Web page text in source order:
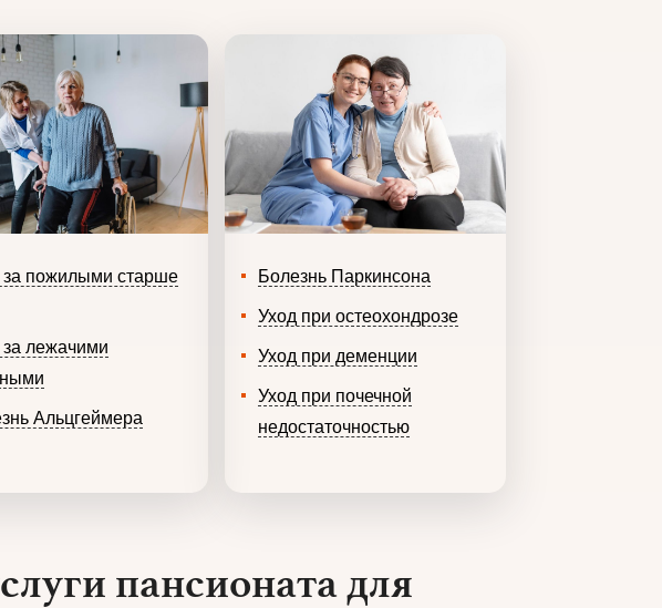
за пожилыми старше
за лежачими
Альцгеймера
Болезнь Паркинсона
Уход при остеохондрозе
Уход при деменции
Уход при почечной
недостаточностью
пансионата для